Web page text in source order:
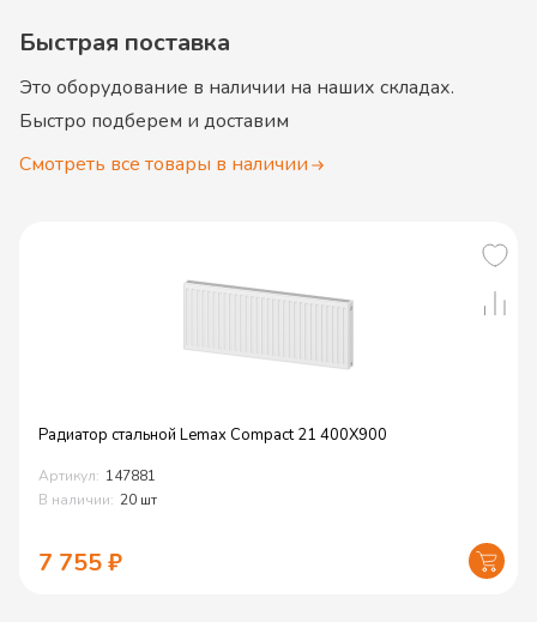
Быстрая поставка
Это оборудование в наличии на наших складах.
Быстро подберем и доставим
Смотреть все товары в наличии
Радиатор стальной Lemax Compact 21 400X900
Артикул: 147881
В наличии: 20 шт
7 755₽